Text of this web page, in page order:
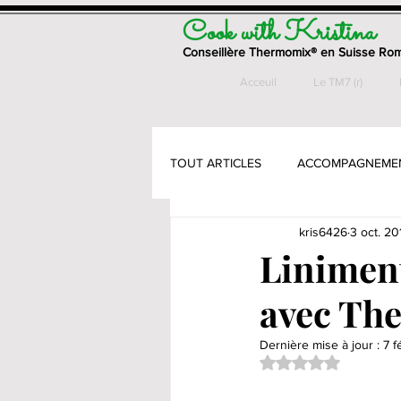
Cook with Kristina
Conseillère Thermomix® en Suisse
Acceuil Le TM7 (r)
TOUT ARTICLES
GATEAUX &
PAINS & VIENNOISSERIES
avec
kris64263 oct.
Dernière mise à jour : 7
Noté NaN étoiles sur